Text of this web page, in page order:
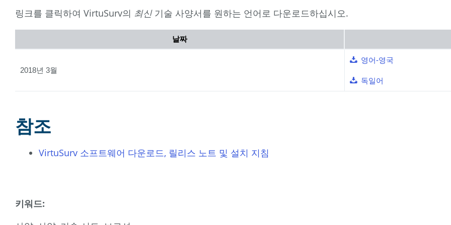
링크를 클릭하여 VirtuSurv의 최신기술 사양서를 원하는 언어로 다운로드하십시오.
날짜
2018년 3월
영어-영국
독일어
참조
VirtuSurv 소프트웨어 다운로드, 릴리스 노트 및 설치 지침
키워드: